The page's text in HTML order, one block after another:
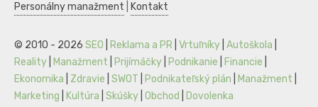
Personálny manažment
Kontakt
© 2010 - 2026 SEO Reklama a PR Vrtuľníky Autoškola
Reality
Manažment Prijímáčky Podnikanie Financie
Ekonomika
Zdravie SWOT Podnikateľský plán Manažment
Marketing
Kultúra Skúšky Obchod Dovolenka